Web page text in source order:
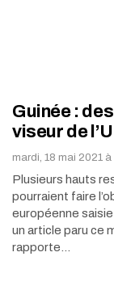
Guinée :
viseur de
mardi, 18 mai 2021 à
Plusieurs hauts
pourraient faire
européenne
un article paru ce
rapporte…